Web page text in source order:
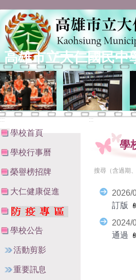
高雄市立大仁國民中
:::
學校首頁
學校行事曆
榮譽榜招牌
大仁健康促進
學校公告
活動剪影
重要訊息
:::
學
搜尋（含過期
2026/
訂版
通過